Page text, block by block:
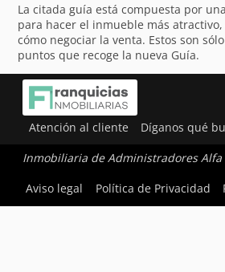
La citada guía está compuesta por
para hacer el inmueble más
cómo negociar la venta. Estos son
puntos que recoge la nueva Guía.
Atención al cliente Díganos qué
Inmobiliaria de Administradores Alfa
Aviso legal
Política de Privacidad